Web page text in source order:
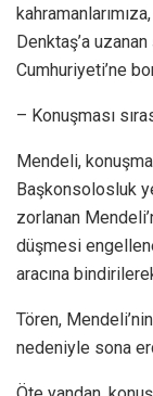
Denktaş’a uzanan
Cumhuriyeti’ne
– Konuşması
Mendeli,
Başkonsolosluk
zorlanan
düşmesi
aracına
Tören,
nedeniyle sona